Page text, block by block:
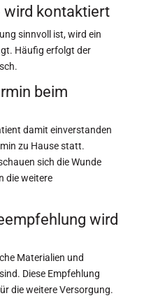
wird kontaktiert
sinnvoll ist, wird ein
Häufig erfolgt der
beim
damit einverstanden
zu Hause statt.
sich die Wunde
die weitere
wird
Materialien und
Diese Empfehlung
die weitere Versorgung.